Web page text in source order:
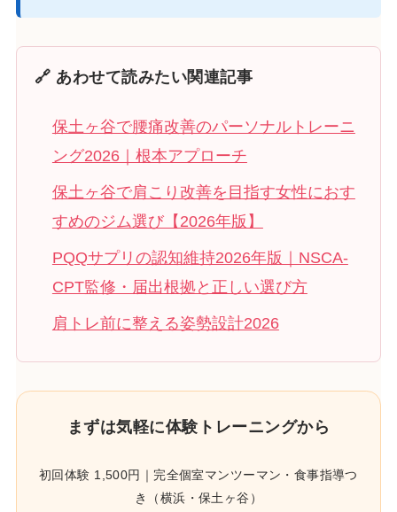
🔗 あわせて読みたい関連記事
保土ヶ谷で腰痛改善のパーソナルトレーニ
ング2026｜根本アプローチ
保土ヶ谷で肩こり改善を目指す女性におす
すめのジム選び【2026年版】
PQQサプリの認知維持2026年版｜NSCA-
CPT監修・届出根拠と正しい選び方
肩トレ前に整える姿勢設計2026
まずは気軽に体験トレーニングから
初回体験 1,500円｜完全個室マンツーマン・食事指導つ
き（横浜・保土ヶ谷）